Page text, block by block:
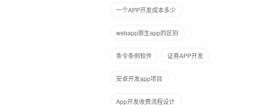
一个APP开发成本多少
webapp原生app的区别
条令条例软件 证券APP开发
安卓开发app项目
App开发收费流程设计